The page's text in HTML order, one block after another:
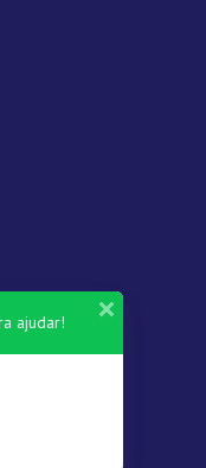
ajudar!